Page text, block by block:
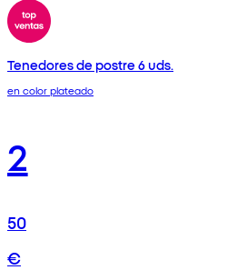
Tenedores de postre 6 uds.
en color plateado
2
50
€